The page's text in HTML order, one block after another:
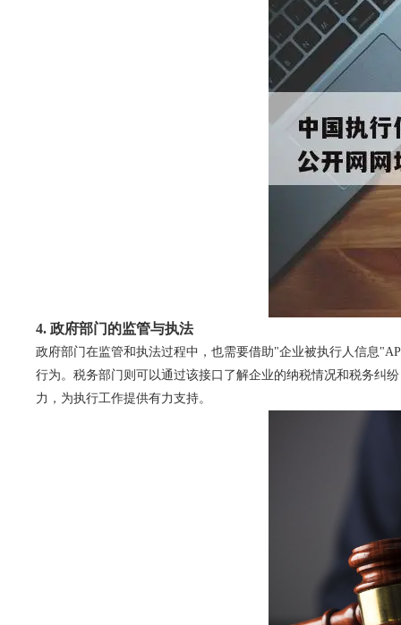
4. 政府部门的监管与执法
政府部门在监管和执法过程中，也需要借助"企业被执行人信息
行为。税务部门则可以通过该接口了解企业的纳税情况和税务纠
力，为执行工作提供有力支持。